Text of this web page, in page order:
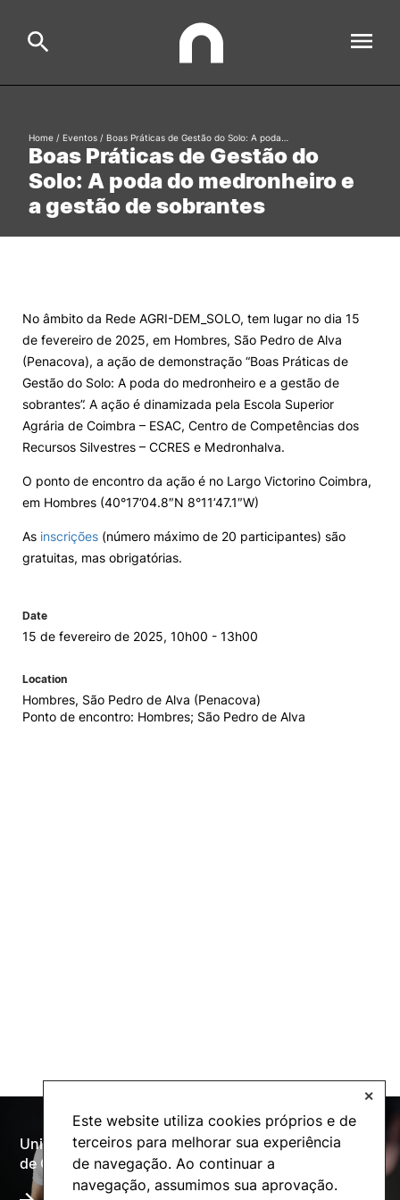
Este website utiliza cookies próprios e de
terceiros para melhorar sua experiência
de navegação. Ao continuar a
navegação, assumimos sua aprovação.
✕
Estudar
International Relations
Ofertas de Emprego e Informações Úteis
Loja da Agrária
Mudança de Par Instituição/Curso
Search
Formative Offer
Boas Práticas de Gestão do
Solo: A poda do medronheiro e
a gestão de sobrantes
Home / Eventos / Boas Práticas de Gestão do Solo: A poda…
No âmbito da Rede AGRI-DEM_SOLO, tem lugar no dia 15
de fevereiro de 2025, em Hombres, São Pedro de Alva
(Penacova), a ação de demonstração “Boas Práticas de
Gestão do Solo: A poda do medronheiro e a gestão de
sobrantes”. A ação é dinamizada pela Escola Superior
Agrária de Coimbra – ESAC, Centro de Competências dos
Recursos Silvestres – CCRES e Medronhalva.
O ponto de encontro da ação é no Largo Victorino Coimbra,
em Hombres (40°17’04.8″N 8°11’47.1″W)
As inscrições (número máximo de 20 participantes) são
gratuitas, mas obrigatórias.
Date
15 de fevereiro de 2025, 10h00 - 13h00
Location
Hombres, São Pedro de Alva (Penacova)
Ponto de encontro: Hombres; São Pedro de Alva
Universidade Politécnica
de Coimbra
Oferta Formativa